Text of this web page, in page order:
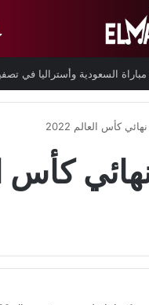
السعودية وأستراليا في
كأس العالم 2022
كأس